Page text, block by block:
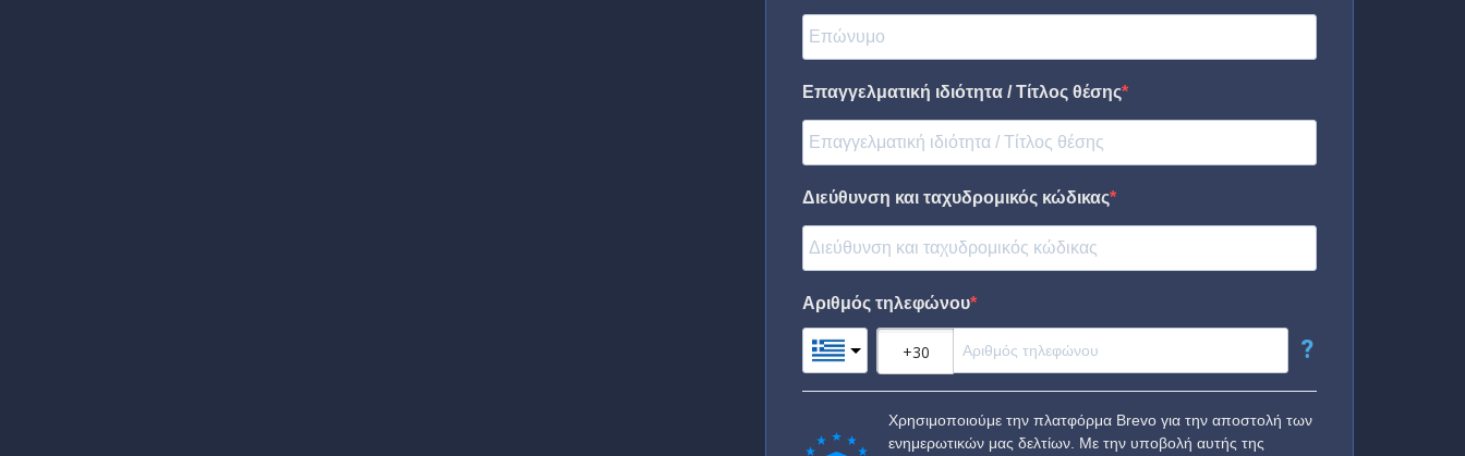
Επαγγελματική ιδιότητα / Τίτλος θέσης
Διεύθυνση και ταχυδρομικός κώδικας
Αριθμός τηλεφώνου
?
Χρησιμοποιούμε την πλατφόρμα Brevo για την αποστολή των
ενημερωτικών μας δελτίων. Με την υποβολή αυτής της